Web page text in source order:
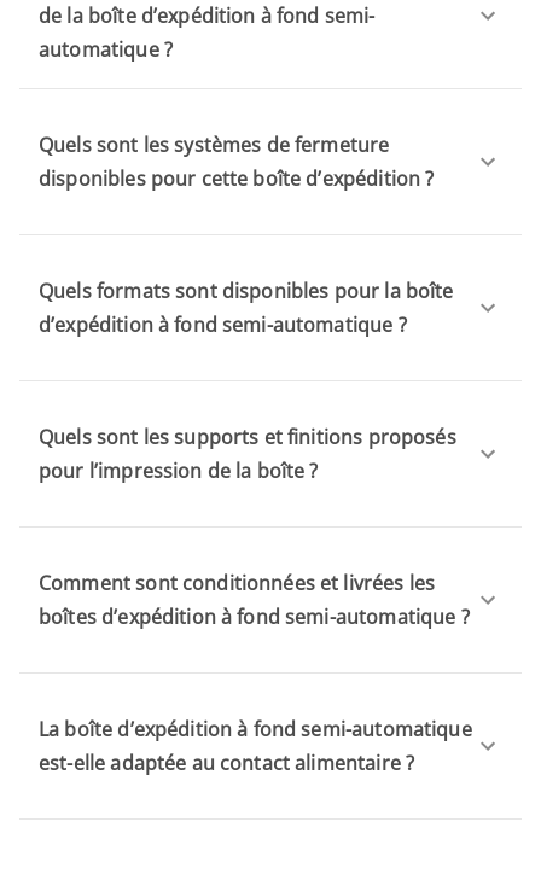
de la boîte d’expédition à fond semi-
automatique ?
Quels sont les systèmes de fermeture
disponibles pour cette boîte d’expédition ?
Quels formats sont disponibles pour la boîte
d’expédition à fond semi-automatique ?
Quels sont les supports et finitions proposés
pour l’impression de la boîte ?
Comment sont conditionnées et livrées les
boîtes d’expédition à fond semi-automatique ?
La boîte d’expédition à fond semi-automatique
est-elle adaptée au contact alimentaire ?